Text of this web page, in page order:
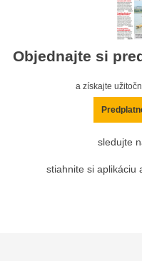
Objednajte si
a získajte
sledujte
stiahnite si aplikáciu